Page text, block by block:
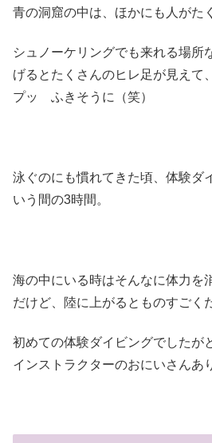
青の洞窟の中は、ほかにも人がた
シュノーケリングでも来れる場所
げるとたくさんのヒレ足が見え
プッ ふきそうに（笑）
泳ぐのにも慣れてきた頃、体験ダ
いう間の3時間。
海の中にいる時はそんなに体力を
だけど、陸に上がるとものすごく
初めての体験ダイビングでしたが
インストラクターのおにいさんあ